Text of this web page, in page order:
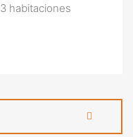
3 habitaciones